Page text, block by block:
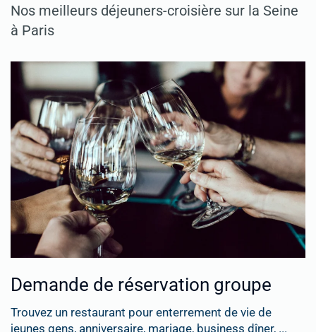
Nos meilleurs déjeuners-croisière sur la Seine
à Paris
Demande de réservation groupe
Trouvez un restaurant pour enterrement de vie de
jeunes gens, anniversaire, mariage, business dîner, ...